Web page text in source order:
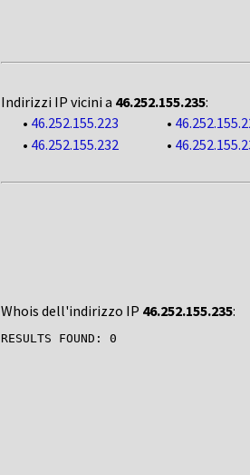
Indirizzi IP vicini a 46.252.155.235:
• 46.252.155.223 •
• 46.252.155.232 •
Whois dell'indirizzo IP 46.252.155.235: